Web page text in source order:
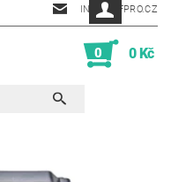
INFO@DFPRO.CZ
0 0 Kč